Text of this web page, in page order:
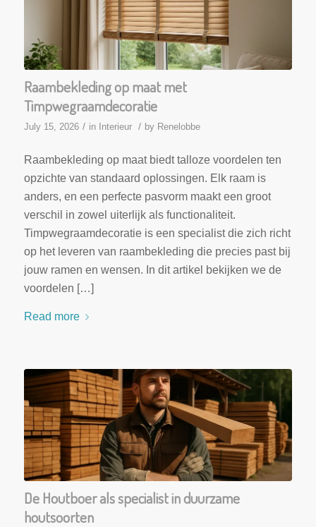
Raambekleding op maat met
Timpwegraamdecoratie
July 15, 2026 / in Interieur / by Renelobbe
Raambekleding op maat biedt talloze voordelen ten
opzichte van standaard oplossingen. Elk raam is
anders, en een perfecte pasvorm maakt een groot
verschil in zowel uiterlijk als functionaliteit.
Timpwegraamdecoratie is een specialist die zich richt
op het leveren van raambekleding die precies past bij
jouw ramen en wensen. In dit artikel bekijken we de
voordelen […]
Read more
De Houtboer als specialist in duurzame
houtsoorten